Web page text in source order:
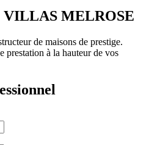
VILLAS MELROSE
de maisons de prestige.
prestation à la hauteur de vos